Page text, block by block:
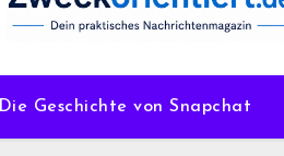
Die Geschichte von Snapchat